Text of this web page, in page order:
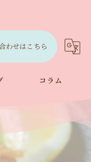
わせはこちら
コラム